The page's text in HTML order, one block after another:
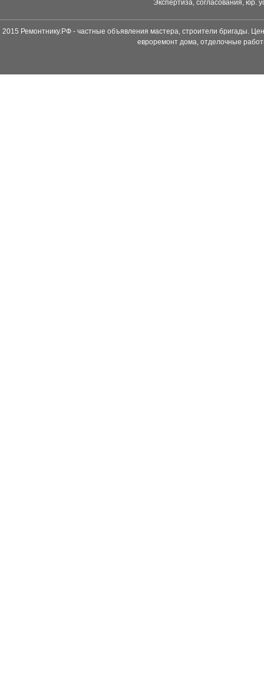
Экспертиза, согласования, юр.
2015 Ремонтнику.РФ - частные объявления мастера, строители бригады.
евроремонт дома, отделочные